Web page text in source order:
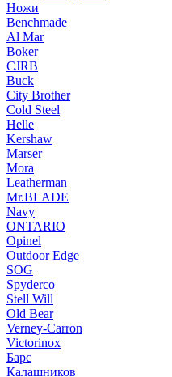
Ножи
Benchmade
Al Mar
Boker
CJRB
Buck
City Brother
Cold Steel
Helle
Kershaw
Marser
Mora
Leatherman
Mr.BLADE
Navy
ONTARIO
Opinel
Outdoor Edge
SOG
Spyderco
Stell Will
Old Bear
Verney-Carron
Victorinox
Барс
Калашников